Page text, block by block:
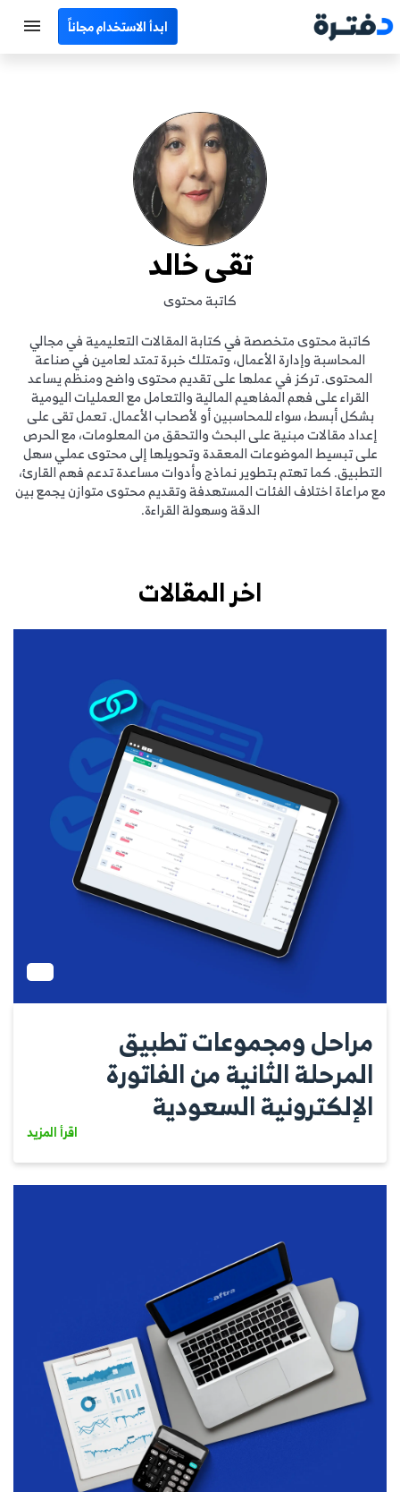
ابدأ الاستخدام مجاناً
جميع الأقسام
نماذج محاسبية
حاسبات
مصطلحات محاسبية
البرامج
اتصل بنا
EN
تقى خالد
كاتبة محتوى
كاتبة محتوى متخصصة في كتابة المقالات التعليمية في مجالي
المحاسبة وإدارة الأعمال، وتمتلك خبرة تمتد لعامين في صناعة
المحتوى. تركز في عملها على تقديم محتوى واضح ومنظم يساعد
القراء على فهم المفاهيم المالية والتعامل مع العمليات اليومية
بشكل أبسط، سواء للمحاسبين أو لأصحاب الأعمال. تعمل تقى على
إعداد مقالات مبنية على البحث والتحقق من المعلومات، مع الحرص
على تبسيط الموضوعات المعقدة وتحويلها إلى محتوى عملي سهل
التطبيق. كما تهتم بتطوير نماذج وأدوات مساعدة تدعم فهم القارئ،
مع مراعاة اختلاف الفئات المستهدفة وتقديم محتوى متوازن يجمع بين
الدقة وسهولة القراءة.
اخر المقالات
مراحل ومجموعات تطبيق
المرحلة الثانية من الفاتورة
الإلكترونية السعودية
اقرأ المزيد